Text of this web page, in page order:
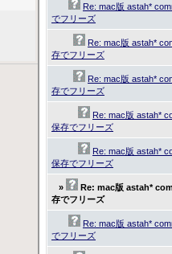
Re: mac版 astah*
でフリーズ
Re: mac版 astah*
存でフリーズ
Re: mac版 astah*
存でフリーズ
Re: mac版 astah*
保存でフリーズ
Re: mac版 astah*
保存でフリーズ
»
Re: mac版 astah*
存でフリーズ
Re: mac版 astah*
でフリーズ